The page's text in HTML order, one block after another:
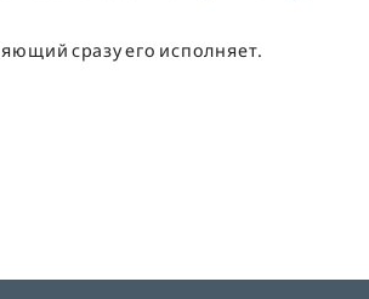
сразу его исполняет.